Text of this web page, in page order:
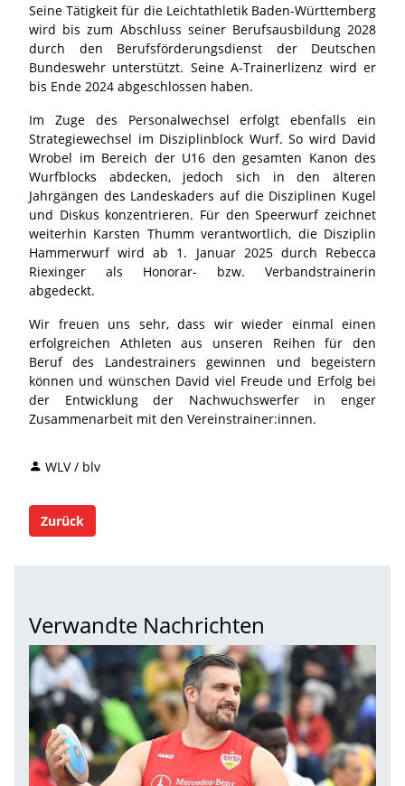
Seine Tätigkeit für die Leichtathletik Baden-Württemberg
wird bis zum Abschluss seiner Berufsausbildung 2028
durch den Berufsförderungsdienst der Deutschen
Bundeswehr unterstützt. Seine A-Trainerlizenz wird er
bis Ende 2024 abgeschlossen haben.
Im Zuge des Personalwechsel erfolgt ebenfalls ein
Strategiewechsel im Disziplinblock Wurf. So wird David
Wrobel im Bereich der U16 den gesamten Kanon des
Wurfblocks abdecken, jedoch sich in den älteren
Jahrgängen des Landeskaders auf die Disziplinen Kugel
und Diskus konzentrieren. Für den Speerwurf zeichnet
weiterhin Karsten Thumm verantwortlich, die Disziplin
Hammerwurf wird ab 1. Januar 2025 durch Rebecca
Riexinger als Honorar- bzw. Verbandstrainerin
abgedeckt.
Wir freuen uns sehr, dass wir wieder einmal einen
erfolgreichen Athleten aus unseren Reihen für den
Beruf des Landestrainers gewinnen und begeistern
können und wünschen David viel Freude und Erfolg bei
der Entwicklung der Nachwuchswerfer in enger
Zusammenarbeit mit den Vereinstrainer:innen.
WLV / blv
Zurück
Verwandte Nachrichten